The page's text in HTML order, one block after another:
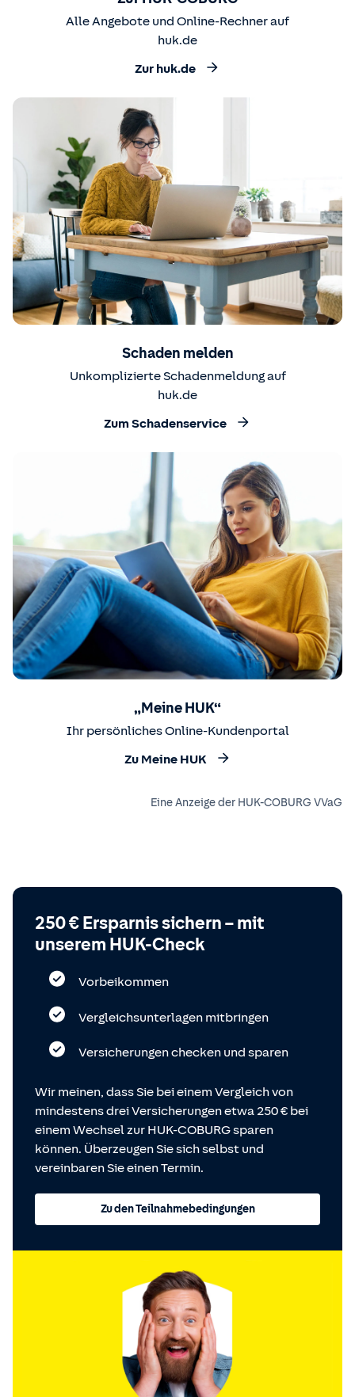
Alle Angebote und Online-Rechner auf
huk.de
Zur huk.de
Schaden melden
Unkomplizierte Schadenmeldung auf
huk.de
Zum Schadenservice
„Meine HUK“
Ihr persönliches Online-Kundenportal
Zu Meine HUK
Eine Anzeige der HUK-COBURG VVaG
250 € Ersparnis sichern – mit
unserem HUK-Check
Vorbeikommen
Vergleichsunterlagen mitbringen
Versicherungen checken und sparen
Wir meinen, dass Sie bei einem Vergleich von
mindestens drei Versicherungen etwa 250 € bei
einem Wechsel zur HUK-COBURG sparen
können. Überzeugen Sie sich selbst und
vereinbaren Sie einen Termin.
Zu den Teilnahmebedingungen